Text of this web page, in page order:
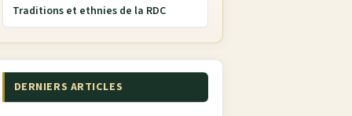
Traditions et ethnies de la RDC
DERNIERS ARTICLES